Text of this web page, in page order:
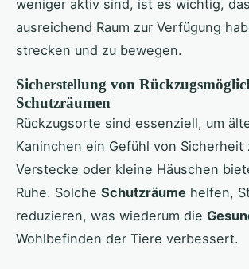
weniger aktiv sind, ist es wichtig,
ausreichend Raum zur Verfügung
strecken und zu bewegen.
Sicherstellung von
Schutzräumen
Rückzugsorte sind essenziell, um
Kaninchen ein Gefühl von Sicherheit
Verstecke oder kleine Häuschen
Ruhe. Solche Schutzräume helfen,
reduzieren, was wiederum die
Wohlbefinden der Tiere verbessert.